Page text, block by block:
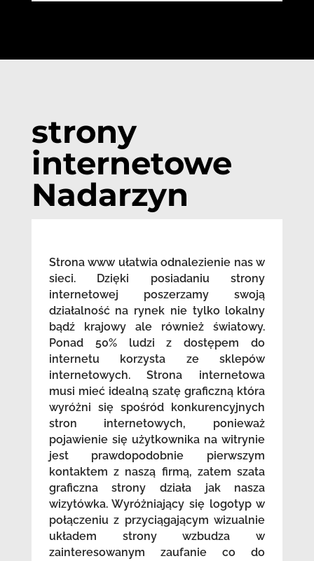
strony
internetowe
Nadarzyn
Strona www ułatwia odnalezienie nas w
sieci. Dzięki posiadaniu strony
internetowej poszerzamy swoją
działalność na rynek nie tylko lokalny
bądź krajowy ale również światowy.
Ponad 50% ludzi z dostępem do
internetu korzysta ze sklepów
internetowych. Strona internetowa
musi mieć idealną szatę graficzną która
wyróżni się spośród konkurencyjnych
stron internetowych, ponieważ
pojawienie się użytkownika na witrynie
jest prawdopodobnie pierwszym
kontaktem z naszą firmą, zatem szata
graficzna strony działa jak nasza
wizytówka. Wyróżniający się logotyp w
połączeniu z przyciągającym wizualnie
układem strony wzbudza w
zainteresowanym zaufanie co do